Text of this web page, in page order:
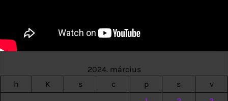
2024. március
h
K s c p s
v